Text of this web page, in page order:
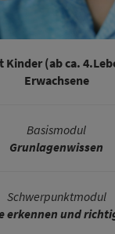
Kinder (ab ca.
Erwachsene
Basismodul
Grunlagenwissen
Schwerpunktmodul
erkennen und